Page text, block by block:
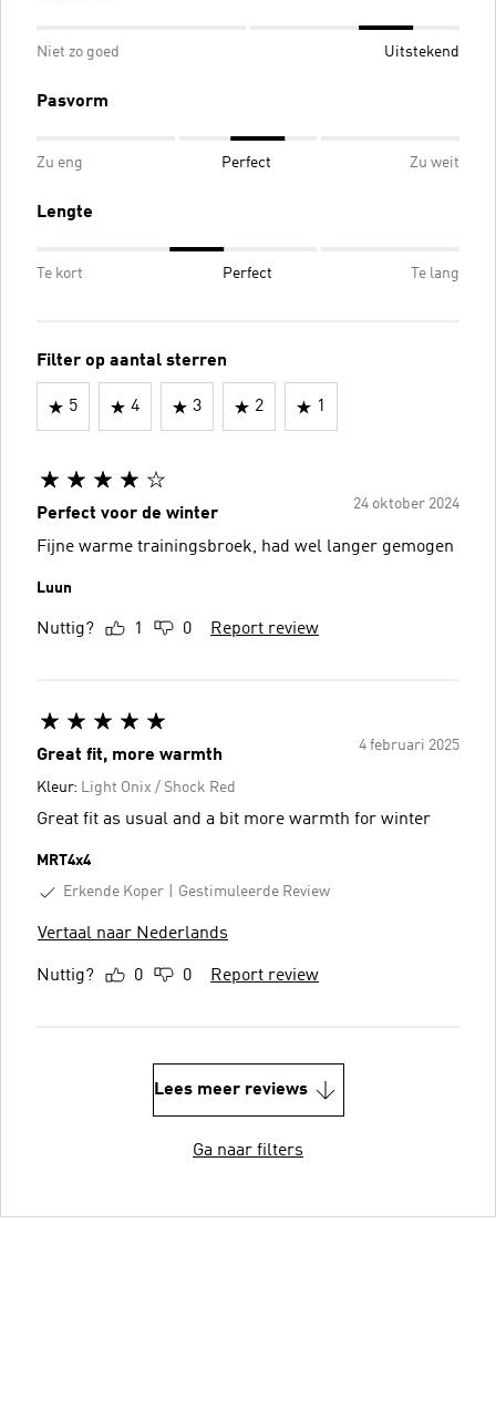
Niet zo goed Uitstekend
Pasvorm
Zu eng Perfect Zu weit
Lengte
Te kort Perfect Te lang
Filter op aantal sterren
5 4 3 2 1
24 oktober 2024
Perfect voor de winter
Fijne warme trainingsbroek, had wel langer gemogen
Luun
Nuttig? 1 0 Report review
4 februari 2025
Great fit, more warmth
Kleur: Light Onix / Shock Red
Great fit as usual and a bit more warmth for winter
MRT4x4
Erkende Koper
Gestimuleerde Review
Vertaal naar Nederlands
Nuttig? 0 0 Report review
Lees meer reviews
Ga naar filters